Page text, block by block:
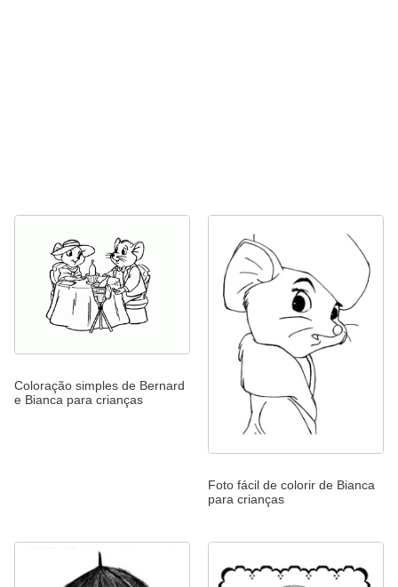
Coloração simples de Bernard
e Bianca para crianças
Foto fácil de colorir de Bianca
para crianças